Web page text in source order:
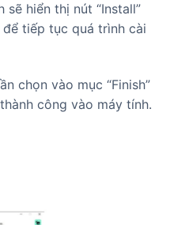
sẽ hiển thị nút “Install”
tiếp tục quá trình cài
chọn vào mục “Finish”
công vào máy tính.